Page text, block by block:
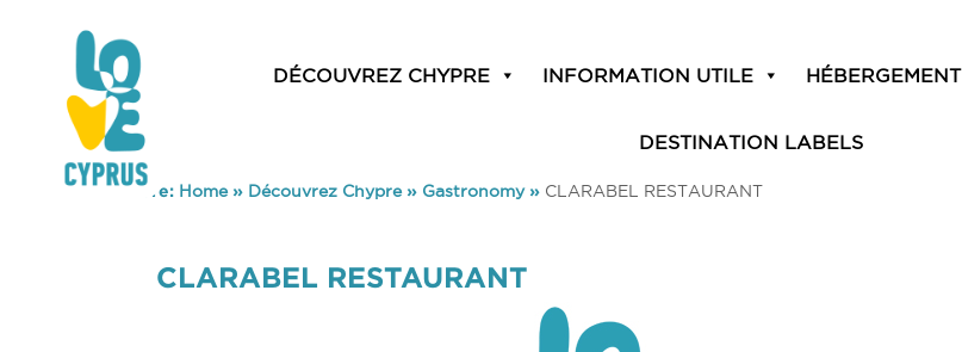
DÉCOUVREZ CHYPRE INFORMATION UTILE HÉBERGEMENT
DESTINATION LABELS
You are here: Home» Découvrez Chypre» Gastronomy» CLARABEL RESTAURANT
CLARABEL RESTAURANT